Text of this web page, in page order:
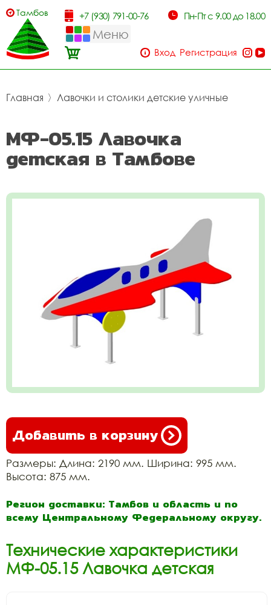
Тамбов +7 (930) 791-00-76 Пн-Пт с 9.00 до 18.00
Меню
Вход Регистрация
Главная 〉 Лавочки и столики детские уличные
МФ-05.15 Лавочка
детская в Тамбове
Добавить в корзину
Размеры: Длина: 2190 мм. Ширина: 995 мм.
Высота: 875 мм.
Регион доставки: Тамбов и область и по
всему Центральному Федеральному округу.
Технические характеристики
МФ-05.15 Лавочка детская